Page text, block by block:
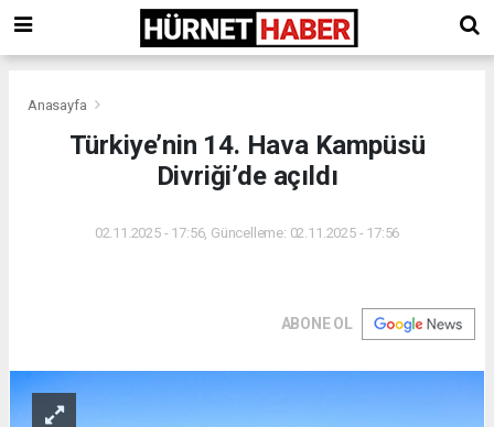
Anasayfa
Türkiye’nin 14. Hava Kampüsü
Divriği’de açıldı
02.11.2025 - 17:56, Güncelleme: 02.11.2025 - 17:56
ABONE OL